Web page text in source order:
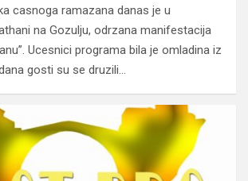
casnoga ramazana danas je u
na Gozulju, odrzana manifestacija
Ucesnici programa bila je omladina iz
gosti su se druzili…